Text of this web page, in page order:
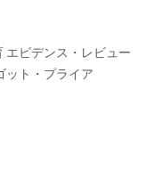
エビデンス・レビュー
ット・プライア